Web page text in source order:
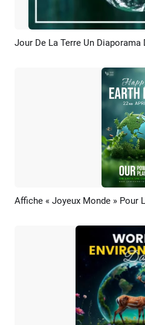
Aperçu
Jour De La Terre Un Diaporama
Aperçu